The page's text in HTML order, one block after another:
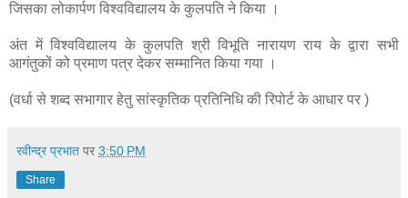
जिसका लोकार्पण विश्वविद्यालय के कुलपति ने किया ।
अंत में विश्वविद्यालय के कुलपति श्री विभूति नारायण राय के द्वारा सभी
आगंतुकों को प्रमाण पत्र देकर सम्मानित किया गया ।
(वर्धा से शब्द सभागार हेतु सांस्कृतिक प्रतिनिधि की रिपोर्ट के आधार पर )
रवीन्द्र प्रभात पर 3:50 PM
Share